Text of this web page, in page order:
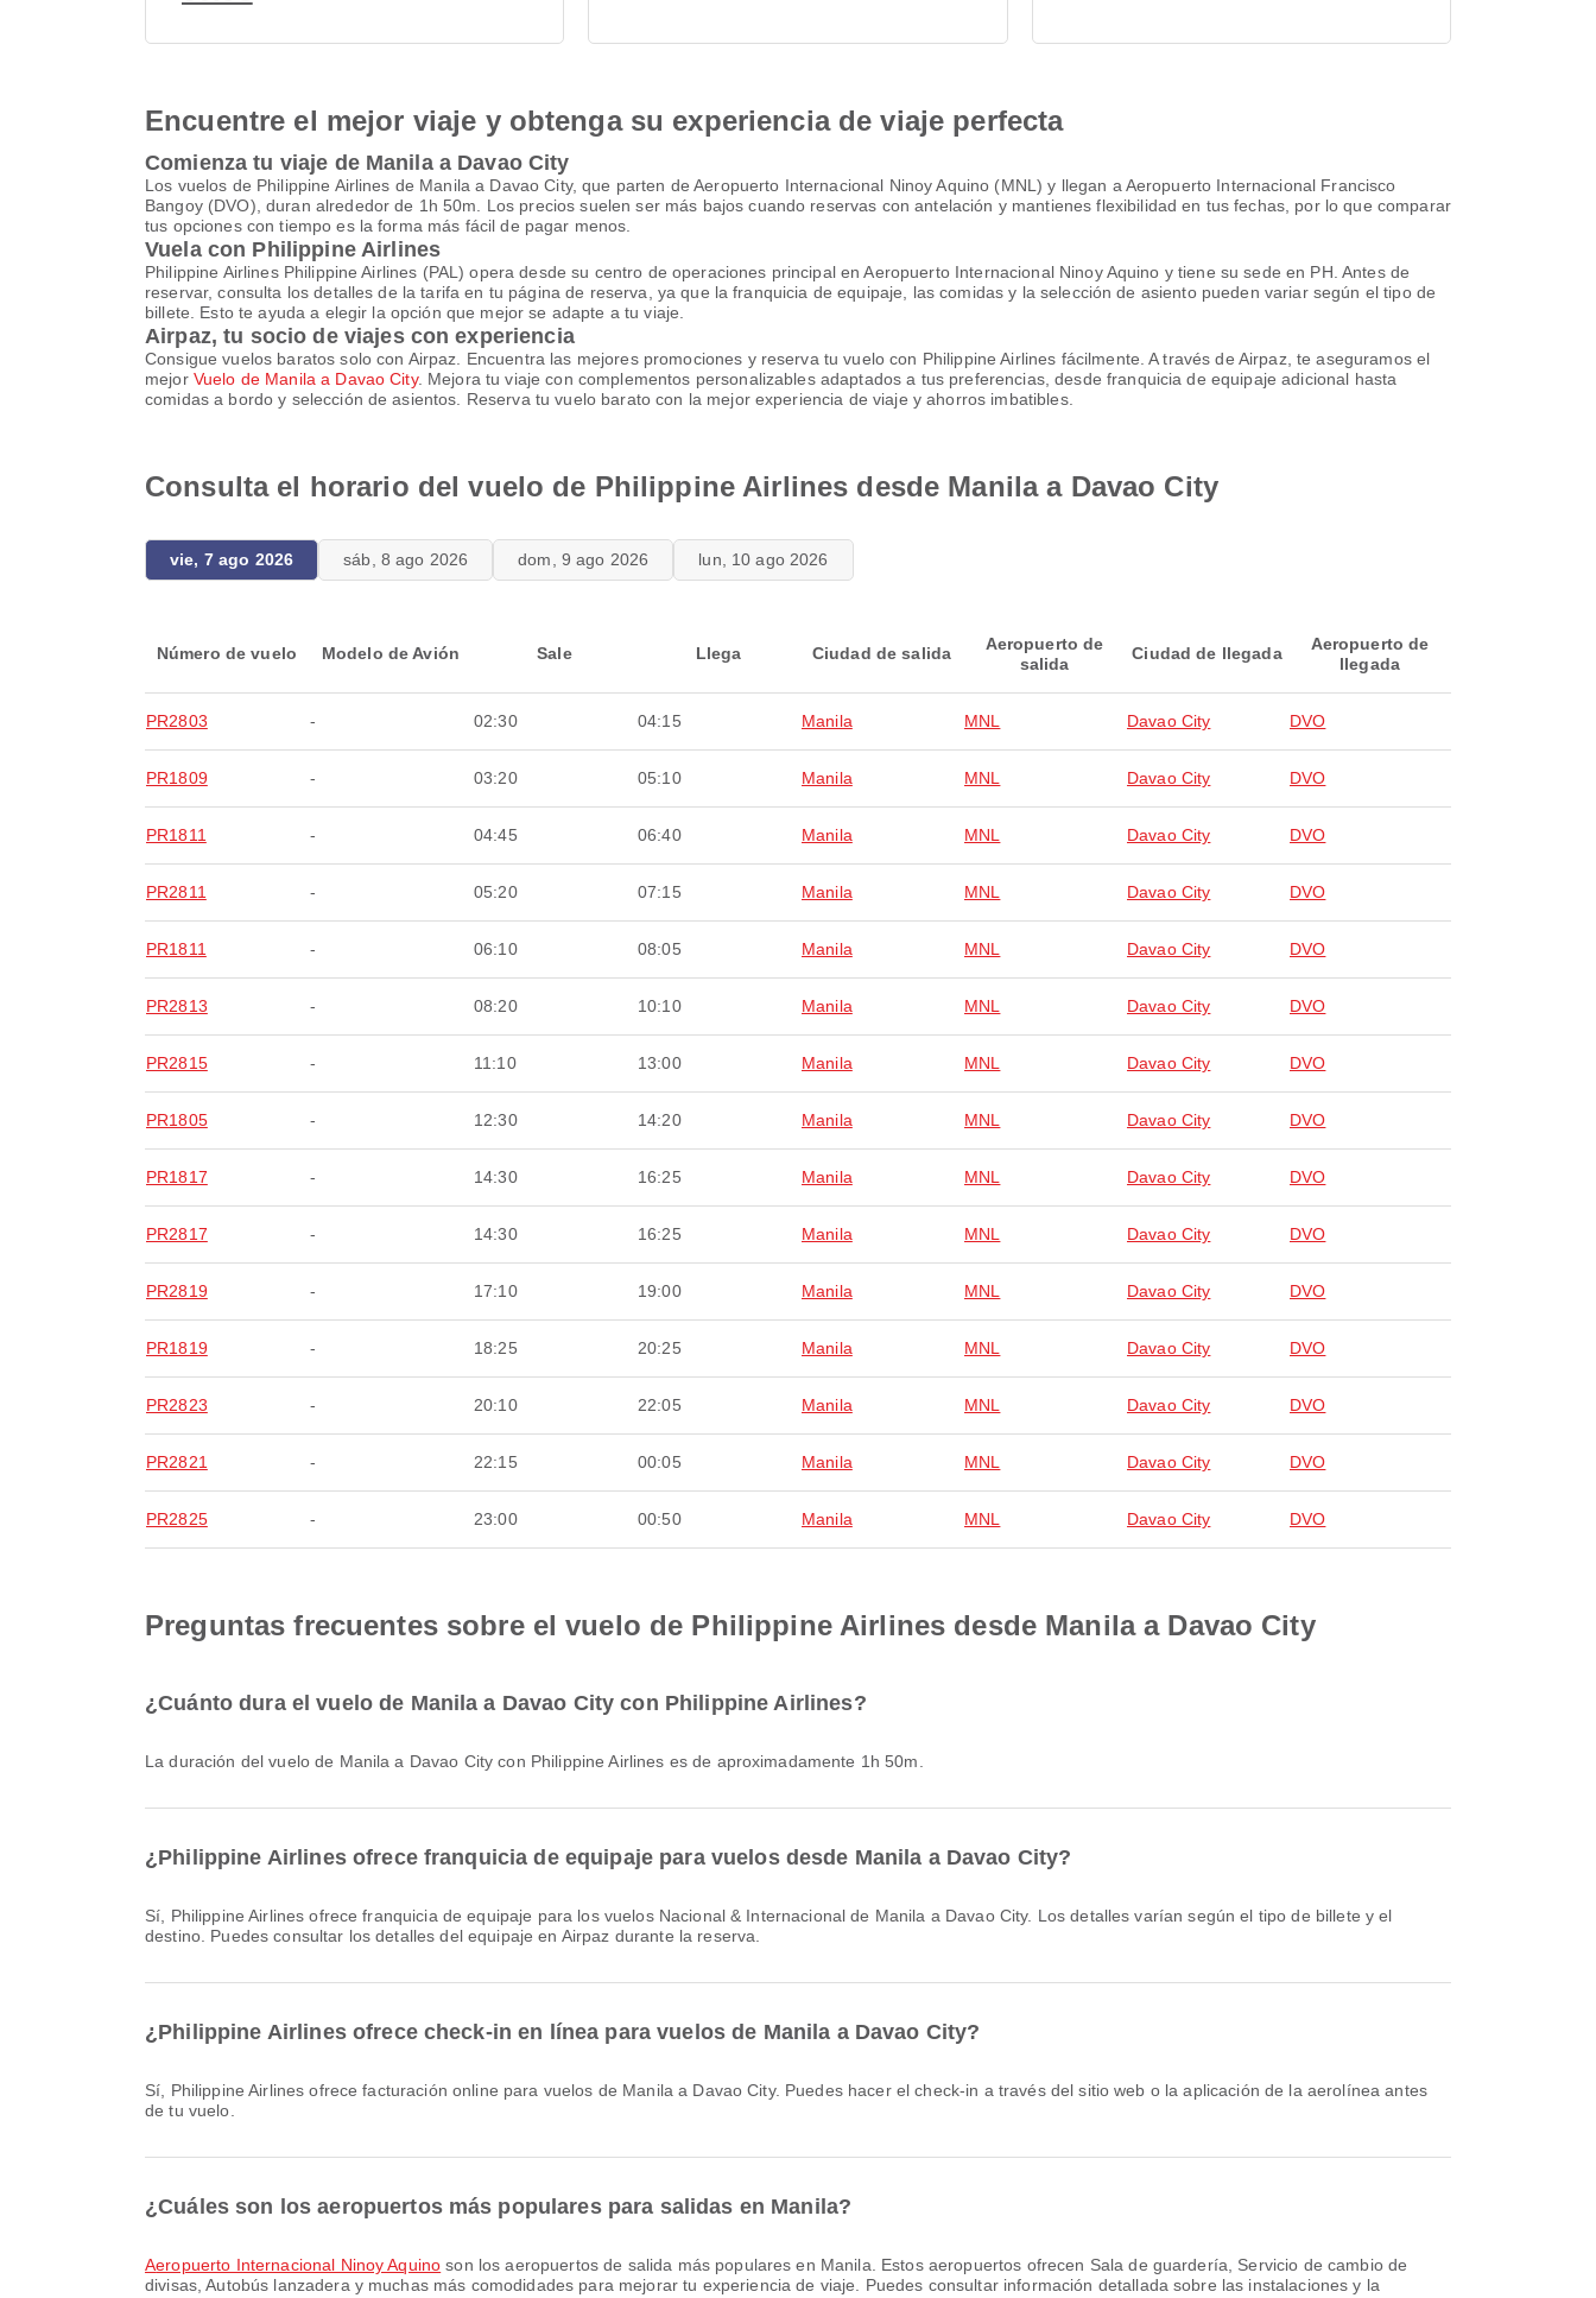
Encuentre el mejor viaje y obtenga su experiencia de viaje perfecta
Comienza tu viaje de Manila a Davao City
Los vuelos de Philippine Airlines de Manila a Davao City, que parten de Aeropuerto Internacional Ninoy Aquino (MNL) y llegan a Aeropuerto Internacional Francisco
Bangoy (DVO), duran alrededor de 1h 50m. Los precios suelen ser más bajos cuando reservas con antelación y mantienes flexibilidad en tus fechas, por lo que comparar
tus opciones con tiempo es la forma más fácil de pagar menos.
Vuela con Philippine Airlines
Philippine Airlines Philippine Airlines (PAL) opera desde su centro de operaciones principal en Aeropuerto Internacional Ninoy Aquino y tiene su sede en PH. Antes de
reservar, consulta los detalles de la tarifa en tu página de reserva, ya que la franquicia de equipaje, las comidas y la selección de asiento pueden variar según el tipo de
billete. Esto te ayuda a elegir la opción que mejor se adapte a tu viaje.
Airpaz, tu socio de viajes con experiencia
Consigue vuelos baratos solo con Airpaz. Encuentra las mejores promociones y reserva tu vuelo con Philippine Airlines fácilmente. A través de Airpaz, te aseguramos el
mejor Vuelo de Manila a Davao City. Mejora tu viaje con complementos personalizables adaptados a tus preferencias, desde franquicia de equipaje adicional hasta
comidas a bordo y selección de asientos. Reserva tu vuelo barato con la mejor experiencia de viaje y ahorros imbatibles.
Consulta el horario del vuelo de Philippine Airlines desde Manila a Davao City
vie, 7 ago 2026 sáb, 8 ago 2026 dom, 9 ago 2026 lun, 10 ago 2026
Número de vuelo Modelo de Avión Sale Llega Ciudad de salida
Aeropuerto de
salida
Ciudad de llegada
Aeropuerto de
llegada
PR2803 - 02:30 04:15 Manila MNL Davao City DVO
PR1809 - 03:20 05:10 Manila MNL Davao City DVO
PR1811 - 04:45 06:40 Manila MNL Davao City DVO
PR2811 - 05:20 07:15 Manila MNL Davao City DVO
PR1811 - 06:10 08:05 Manila MNL Davao City DVO
PR2813 - 08:20 10:10 Manila MNL Davao City DVO
PR2815 - 11:10 13:00 Manila MNL Davao City DVO
PR1805 - 12:30 14:20 Manila MNL Davao City DVO
PR1817 - 14:30 16:25 Manila MNL Davao City DVO
PR2817 - 14:30 16:25 Manila MNL Davao City DVO
PR2819 - 17:10 19:00 Manila MNL Davao City DVO
PR1819 - 18:25 20:25 Manila MNL Davao City DVO
PR2823 - 20:10 22:05 Manila MNL Davao City DVO
PR2821 - 22:15 00:05 Manila MNL Davao City DVO
PR2825 - 23:00 00:50 Manila MNL Davao City DVO
Preguntas frecuentes sobre el vuelo de Philippine Airlines desde Manila a Davao City
¿Cuánto dura el vuelo de Manila a Davao City con Philippine Airlines?
La duración del vuelo de Manila a Davao City con Philippine Airlines es de aproximadamente 1h 50m.
¿Philippine Airlines ofrece franquicia de equipaje para vuelos desde Manila a Davao City?
Sí, Philippine Airlines ofrece franquicia de equipaje para los vuelos Nacional & Internacional de Manila a Davao City. Los detalles varían según el tipo de billete y el
destino. Puedes consultar los detalles del equipaje en Airpaz durante la reserva.
¿Philippine Airlines ofrece check-in en línea para vuelos de Manila a Davao City?
Sí, Philippine Airlines ofrece facturación online para vuelos de Manila a Davao City. Puedes hacer el check-in a través del sitio web o la aplicación de la aerolínea antes
de tu vuelo.
¿Cuáles son los aeropuertos más populares para salidas en Manila?
Aeropuerto Internacional Ninoy Aquino son los aeropuertos de salida más populares en Manila. Estos aeropuertos ofrecen Sala de guardería, Servicio de cambio de
divisas, Autobús lanzadera y muchas más comodidades para mejorar tu experiencia de viaje. Puedes consultar información detallada sobre las instalaciones y la